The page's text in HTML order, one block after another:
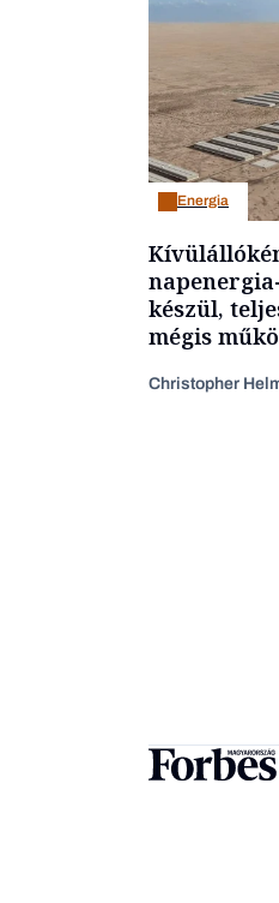
Energia
készül,
mégis
Christopher